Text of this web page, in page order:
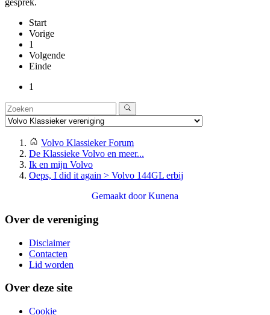
gesprek.
Start
Vorige
1
Volgende
Einde
1
Volvo Klassieker Forum
De Klassieke Volvo en meer...
Ik en mijn Volvo
Oeps, I did it again > Volvo 144GL erbij
Gemaakt doorKunena
Over de vereniging
Disclaimer
Contacten
Lid worden
Over deze site
Cookie